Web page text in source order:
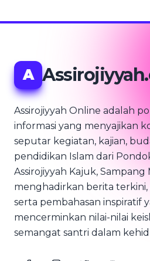
A
Assirojiyyah Online adalah
informasi yang menyajikan
seputar kegiatan, kajian,
pendidikan Islam dari
Assirojiyyah Kajuk, Sampang
menghadirkan berita
serta pembahasan inspiratif
mencerminkan nilai-nilai
semangat santri dalam